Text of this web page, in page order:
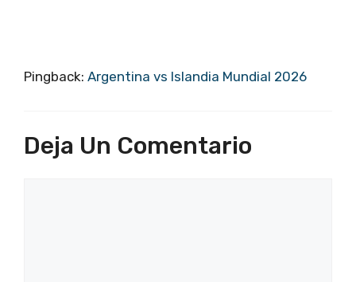
Pingback: Argentina vs Islandia Mundial 2026
Deja Un Comentario